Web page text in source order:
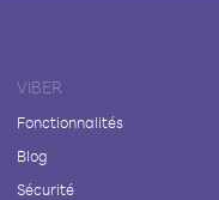
VIBER
Fonctionnalités
Blog
Sécurité